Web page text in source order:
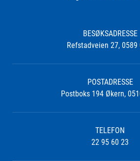
BESØKSADRESSE
Refstadveien 27, 0589
POSTADRESSE
Postboks 194 Økern,
TELEFON
22 95 60 23